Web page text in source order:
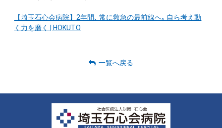
【埼玉石心会病院】2年間､ 常に救急の最前線へ｡ 自ら考え動
く力を磨く | HOKUTO
一覧へ戻る